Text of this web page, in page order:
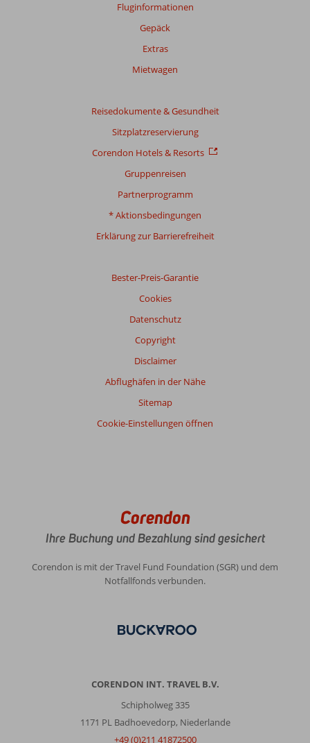
Fluginformationen
Gepäck
Extras
Mietwagen
Reisedokumente & Gesundheit
Sitzplatzreservierung
Corendon Hotels & Resorts
Gruppenreisen
Partnerprogramm
* Aktionsbedingungen
Erklärung zur Barrierefreiheit
Bester-Preis-Garantie
Cookies
Datenschutz
Copyright
Disclaimer
Abflughäfen in der Nähe
Sitemap
Cookie-Einstellungen öffnen
Corendon
Ihre Buchung und Bezahlung sind gesichert
Corendon is mit der Travel Fund Foundation (SGR) und dem
Notfallfonds verbunden.
CORENDON INT. TRAVEL B.V.
Schipholweg 335
1171 PL Badhoevedorp, Niederlande
+49 (0)211 41872500